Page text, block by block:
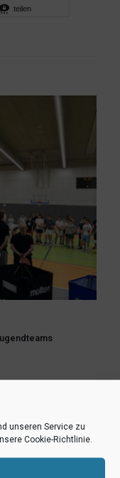
unseren Service zu
Cookie-Richtlinie.
teilen